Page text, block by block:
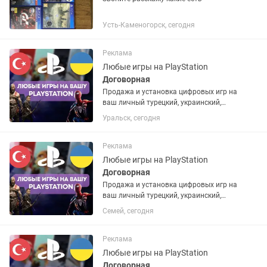
Усть-Каменогорск, сегодня
Реклама
Любые игры на PlayStation
Договорная
Продажа и установка цифровых игр на
ваш личный турецкий, украинский,
американский или польский PSN
аккаунт. Если аккаунта нет – помогу
запросу. Работают на PS4 и...
Уральск, сегодня
Реклама
Любые игры на PlayStation
Договорная
Продажа и установка цифровых игр на
ваш личный турецкий, украинский,
американский или польский PSN
аккаунт. Если аккаунта нет – помогу
запросу. Работают на PS4 и...
Семей, сегодня
Реклама
Любые игры на PlayStation